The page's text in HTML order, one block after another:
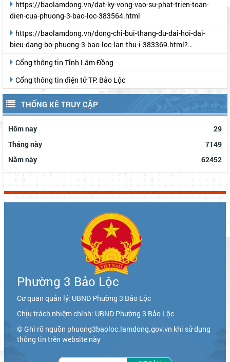
dien-cua-phuong-3-bao-loc-383564.html
bieu-dang-bo-phuong-3-bao-loc-lan-thu-i-383369.html?
Cổng thông tin Tỉnh Lâm Đồng
Cổng thông tin điện tử TP. Bảo Lộc
THỐNG KÊ TRUY CẬP
Hôm nay
29
Tháng này
7149
Năm này
62452
Phường 3 Bảo Lộc
Cơ quan quản lý: UBND Phường 3 Bảo Lộc
Chịu trách nhiệm chính: UBND Phường 3 Bảo Lộc
© Ghi rõ nguồn phuong3baoloc.lamdong.gov.vn khi sử dụng
thông tin trên website này